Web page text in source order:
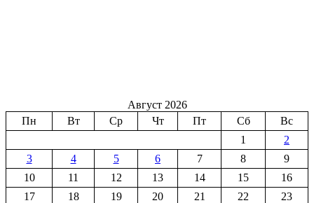
Август 2026
Пн
Вт Ср Чт Пт Сб
Вс
1
2
3
4 5 6 7 8
9
10
11 12 13 14 15
16
17
18 19 20 21 22
23